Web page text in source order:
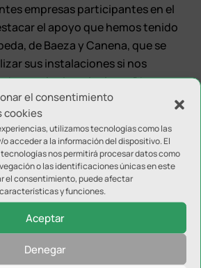
el consentimiento
cookies
utilizamos tecnologías como las
acceder a la información del dispositivo. El
nos permitirá procesar datos como
o las identificaciones únicas en este
el consentimiento, puede afectar
y funciones.
Aceptar
Denegar
empresas participantes en el
el apoyo que hemos tenido
de Baeza y Canena, que se
sus instalaciones si nos
por las inscripciones”, ha
electrónico no será publicada.Los
marcados con